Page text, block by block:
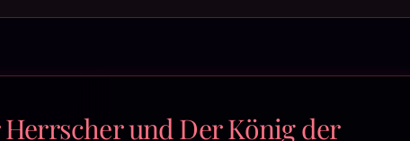
Herrscher und Der König der